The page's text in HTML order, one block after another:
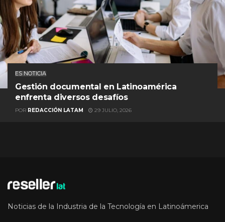
ES NOTICIA
Gestión documental en Latinoamérica
enfrenta diversos desafíos
POR REDACCIÓN LATAM 29 JULIO, 2026
Noticias de la Industria de la Tecnología en Latinoámerica